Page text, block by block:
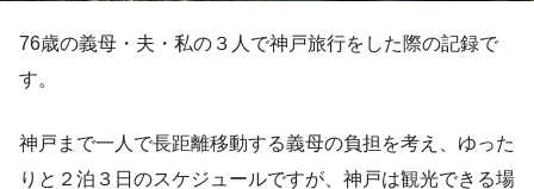
76歳の義母・夫・私の３人で神戸旅行をした際の記録で
す。
神戸まで一人で長距離移動する義母の負担を考え、ゆった
りと２泊３日のスケジュールですが、神戸は観光できる場